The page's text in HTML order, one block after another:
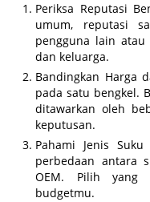
Periksa Reputasi
umum, reputasi
pengguna lain
dan keluarga.
Bandingkan Harga
pada satu bengkel.
ditawarkan oleh
keputusan.
Pahami Jenis
perbedaan antara
OEM. Pilih yang
budgetmu.